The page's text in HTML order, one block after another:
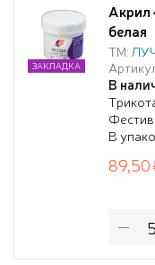
Акрил
белая
ТМ:
В
В
ЗАКЛАДКА
89,50